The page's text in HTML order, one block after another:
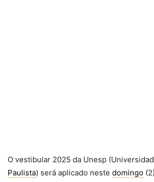
O vestibular 2025 da Unesp
Paulista) será aplicado neste domingo